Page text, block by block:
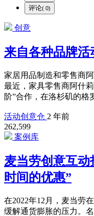
评论 ( 0)
创意
来自各种品牌活
家居用品制造和零售商
最近，家具零售商阿什
阶”合作，在洛杉矶的格
活动创意仓 2 年前
262,599
案例库
麦当劳创意互
时间的优惠”
在2022年12月，麦当劳
缓解通货膨胀的压力。